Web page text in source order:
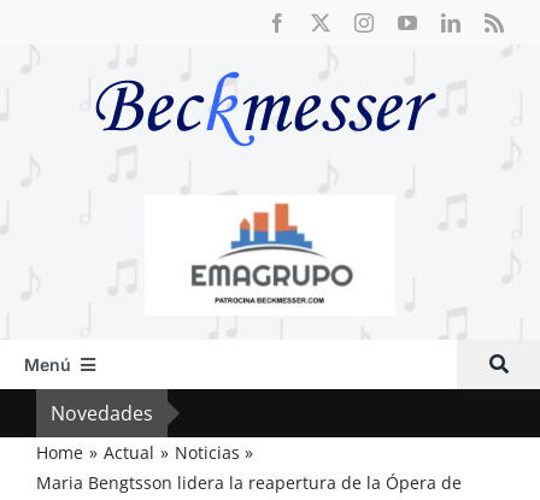
Menú
Inicio
Actual
Artículos
Novedades
Home Actual
Noticias
Maria Bengtsson lidera la reapertura de la Ópera de